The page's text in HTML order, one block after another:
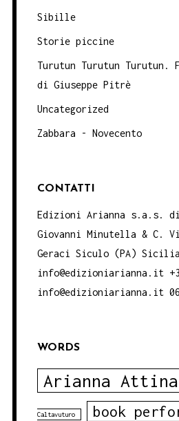
Sibille
Storie piccine
Turutun Turutun
di Giuseppe Pitrè
Uncategorized
Zabbara - Novecento
CONTATTI
Edizioni Arianna s.a.s.
Giovanni Minutella & C.
Geraci Siculo (PA) Sicilia
info@edizioniarianna.it
info@edizioniarianna.it
WORDS
Arianna
Caltavuturo book